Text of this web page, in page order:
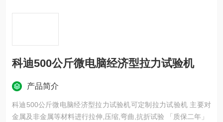
科迪500公斤微电脑经济型拉力试验机
产品简介
科迪500公斤微电脑经济型拉力试验机可定制拉力试验机 主要对
金属及非金属等材料进行拉伸,压缩,弯曲,抗折试验 「质保二年」